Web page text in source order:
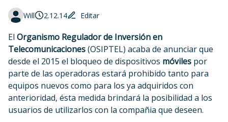
Will 2.12.14 Editar
El Organismo Regulador de Inversión en
Telecomunicaciones(OSIPTEL) acaba de anunciar que
desde el 2015 el bloqueo de dispositivos móviles por
parte de las operadoras estará prohibido tanto para
equipos nuevos como para los ya adquiridos con
anterioridad, ésta medida brindará la posibilidad a los
usuarios de utilizarlos con la compañia que deseen.